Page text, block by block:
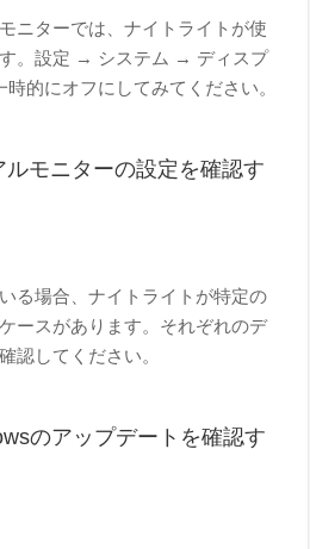
ニターでは、ナイトライトが使
。設定 → システム → ディスプ
的にオフにしてみてください。
モニターの設定を確認す
る場合、ナイトライトが特定の
ースがあります。それぞれのデ
認してください。
のアップデートを確認す